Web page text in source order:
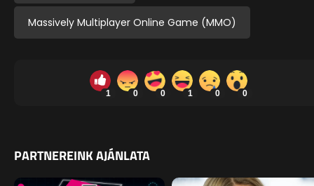
Massively Multiplayer Online Game (MMO)
1 0 0 1 0 0
PARTNEREINK AJÁNLATA